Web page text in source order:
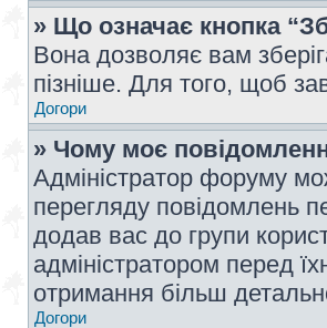
» Що означає кнопка
Вона дозволяє вам
пізніше. Для того, щоб
Догори
» Чому моє
Адміністратор форуму
перегляду повідомлень
додав вас до групи
адміністратором перед
отримання більш
Догори